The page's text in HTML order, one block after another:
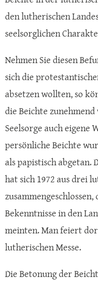
den lutherischen
seelsorglichen
Nehmen Sie diesen
sich die
absetzen wollten, so
die Beichte
Seelsorge auch eigene
persönliche Beichte
als papistisch abgetan.
hat sich 1972 aus drei
Bekenntnisse in den
meinten. Man feiert
lutherischen Messe.
Die Betonung der